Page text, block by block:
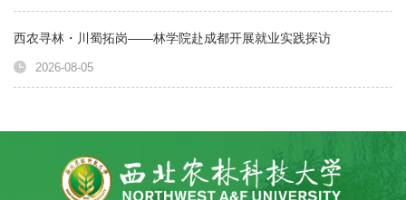
西农寻林・川蜀拓岗——林学院赴成都开展就业实践探访
2026-08-05